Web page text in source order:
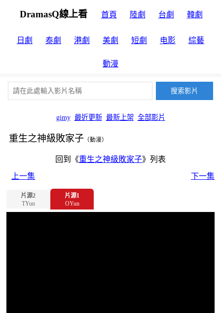
DramasQ線上看 首頁 陸劇 台劇 韓劇
日劇 泰劇 港劇 美劇 短劇 电影 綜藝
動漫
gimy 最近更新 最新上架 全部影片
重生之神級敗家子 （動漫）
回到《重生之神級敗家子》列表
上一集
下一集
片源2
TYun
片源1
OYun